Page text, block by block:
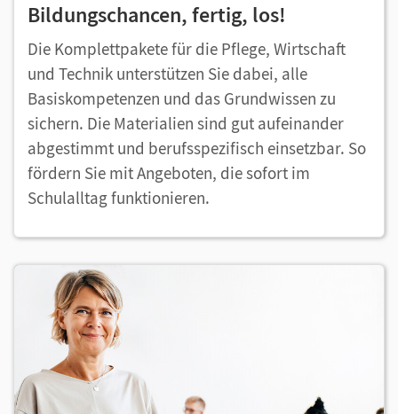
Bildungschancen, fertig, los!
Die Komplettpakete für die Pflege, Wirtschaft
und Technik unterstützen Sie dabei, alle
Basiskompetenzen und das Grundwissen zu
sichern. Die Materialien sind gut aufeinander
abgestimmt und berufsspezifisch einsetzbar. So
fördern Sie mit Angeboten, die sofort im
Schulalltag funktionieren.